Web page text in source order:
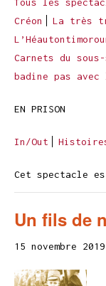
Créon
La très
Carnets du
badine pas avec
EN PRISON
In/Out
Cet spectacle
Un fils de
15 novembre